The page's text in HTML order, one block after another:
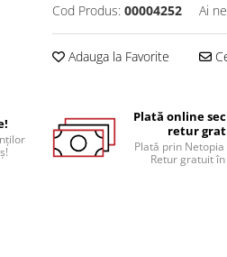
Cod Produs: 00004252 Ai
Adauga la Favorite
Plată online
retur
Plată prin Netopia
Retur gratuit